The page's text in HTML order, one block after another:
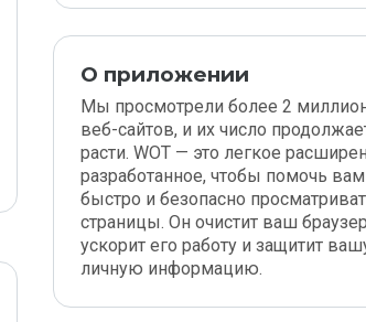
О приложении
Мы просмотрели более 2
веб-сайтов, и их число
расти. WOT — это легкое
разработанное, чтобы помочь вам
быстро и безопасно
страницы. Он очистит ваш
ускорит его работу и защитит
личную информацию.